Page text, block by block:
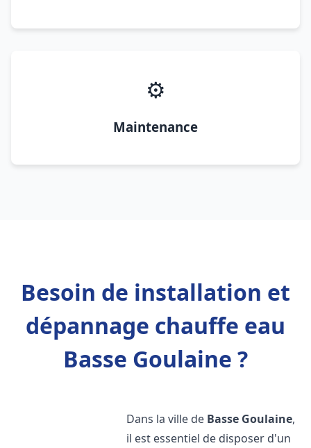
⚙️
Maintenance
Besoin de installation et
dépannage chauffe eau
Basse Goulaine ?
Dans la ville de Basse Goulaine,
il est essentiel de disposer d'un